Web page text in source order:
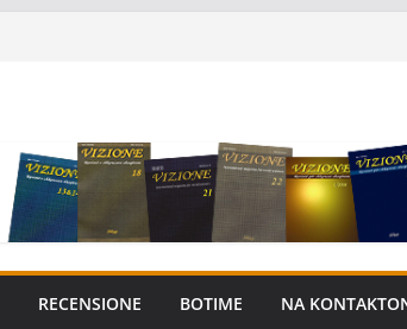
RECENSIONE BOTIME NA